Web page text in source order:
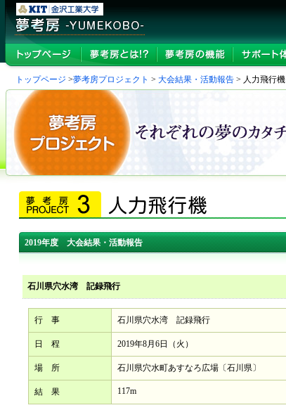
トップページ >夢考房プロジェクト > 大会結果・活動報告 > 人力飛行機
2019年度 大会結果・活動報告
石川県穴水湾 記録飛行
行 事 石川県穴水湾 記録飛行
日 程 2019年8月6日（火）
場 所 石川県穴水町あすなろ広場〔石川県〕
結 果 117m